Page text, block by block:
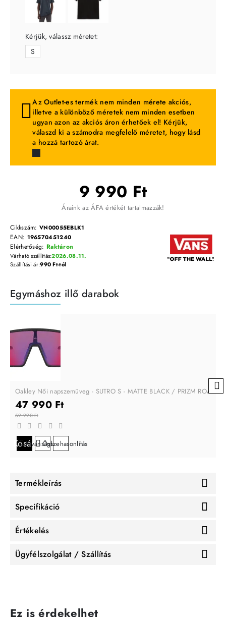
9 990 Ft
Áraink az ÁFA értékét tartalmazzák!
Cikkszám: VN00055EBLK1
EAN: 196570451240
Elérhetőség: Raktáron
Várható szállítás:2026.08.11.
Szállítási ár:990 Ft-tól
Kérjük, válassz méretet:
S
Az Outlet-es termék nem minden mérete akciós,
illetve a különböző méretek nem minden esetben
ugyan azon az akciós áron érhetőek el! Kérjük,
válaszd ki a számodra megfelelő méretet, hogy lásd
a hozzá tartozó árat.
Egymáshoz illő darabok
Oakley Női napszemüveg - SUTRO S - MATTE BLACK / PRIZM ROAD
47 990 Ft
59 990 Ft
Kosárba
Kívánságlistára
Összehasonlítás
Termékleírás
Specifikáció
Értékelés
Ügyfélszolgálat / Szállítás
Ez is érdekelhet